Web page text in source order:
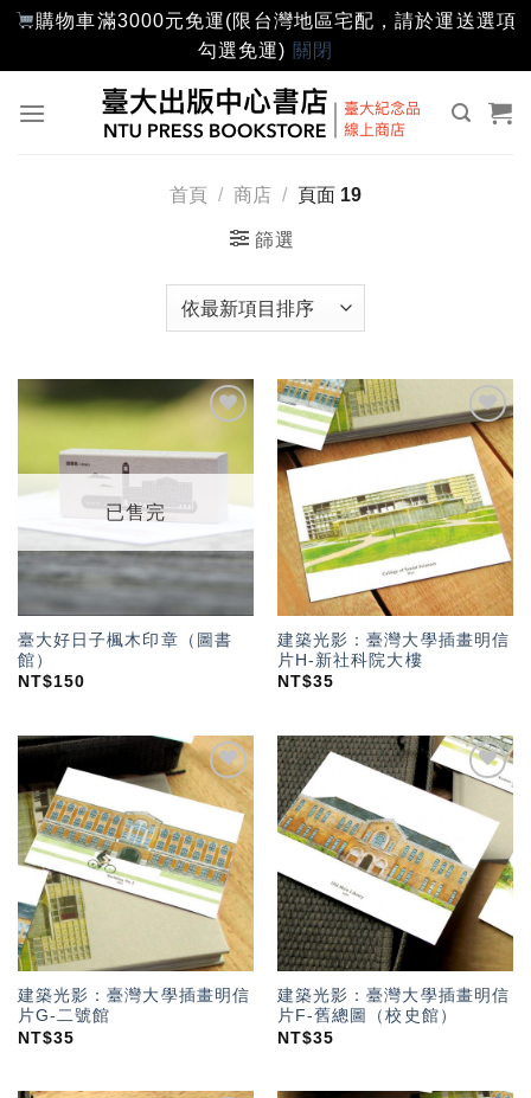
購物車滿3000元免運(限台灣地區宅配，請於運送選項
勾選免運) 關閉
首頁 / 商店 / 頁面 19
篩選
「願
望輕
已售完
臺大好日子楓木印章（圖書
館）
NT$150
加入
「願
望輕
單」
建築光影：臺灣大學插畫明信
片H-新社科院大樓
NT$35
加入
「願
望輕
單」
建築光影：臺灣大學插畫明信
片G-二號館
NT$35
加入
「願
望輕
單」
建築光影：臺灣大學插畫明信
片F-舊總圖（校史館）
NT$35